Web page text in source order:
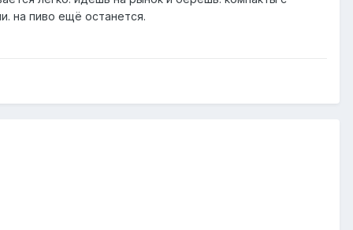
на пиво ещё останется.